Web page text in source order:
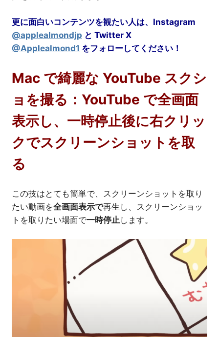
更に面白いコンテンツを観たい人は、Instagram
@applealmondjp と Twitter X
@Applealmond1 をフォローしてください！
Mac で綺麗な YouTube スクシ
ョを撮る：YouTube で全画面
表示し、一時停止後に右クリッ
クでスクリーンショットを取
る
この技はとても簡単で、スクリーンショットを取り
たい動画を全画面表示で再生し、スクリーンショッ
トを取りたい場面で一時停止 します。